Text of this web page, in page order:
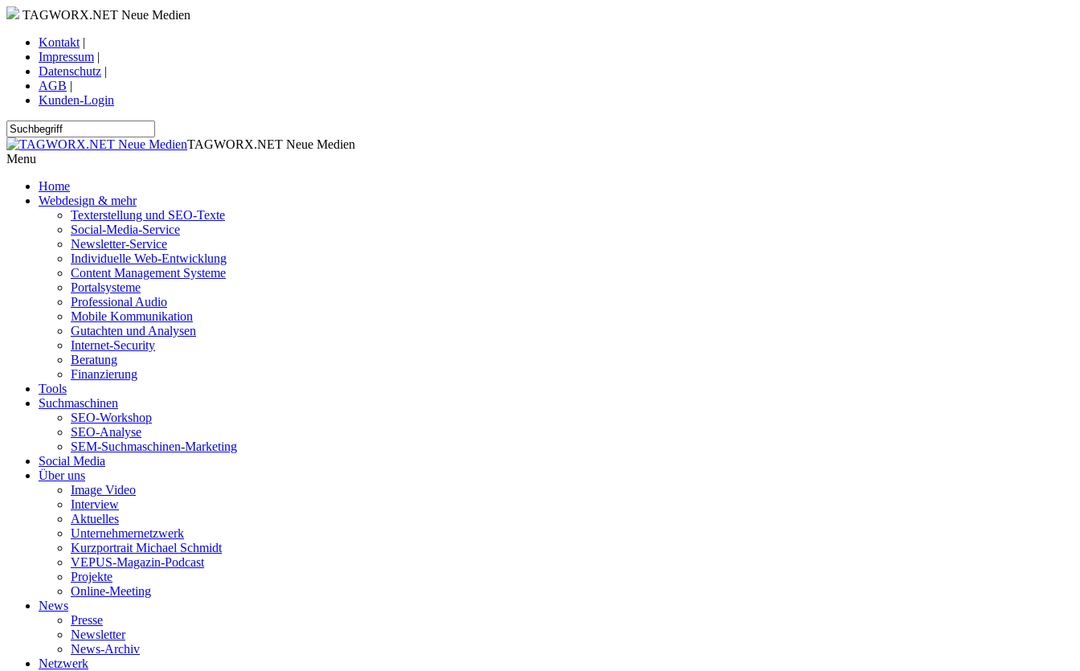
TAGWORX.NET Neue Medien
Kontakt |
Impressum |
Datenschutz |
AGB |
Kunden-Login
TAGWORX.NET Neue Medien
Menu
Home
Webdesign & mehr
Texterstellung und SEO-Texte
Social-Media-Service
Newsletter-Service
Individuelle Web-Entwicklung
Content Management Systeme
Portalsysteme
Professional Audio
Mobile Kommunikation
Gutachten und Analysen
Internet-Security
Beratung
Finanzierung
Tools
Suchmaschinen
SEO-Workshop
SEO-Analyse
SEM-Suchmaschinen-Marketing
Social Media
Über uns
Image Video
Interview
Aktuelles
Unternehmernetzwerk
Kurzportrait Michael Schmidt
VEPUS-Magazin-Podcast
Projekte
Online-Meeting
News
Presse
Newsletter
News-Archiv
Netzwerk